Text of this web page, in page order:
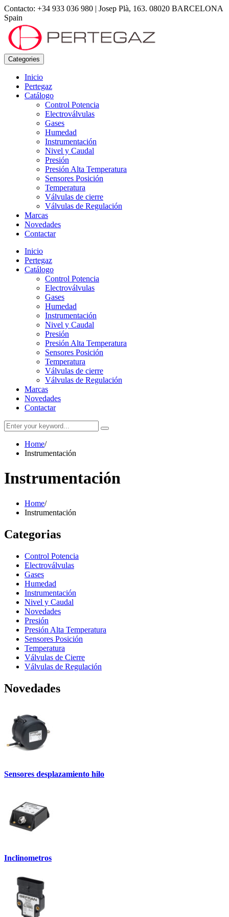
Contacto: +34 933 036 980 | Josep Plà, 163. 08020 BARCELONA
Spain
Categories
Inicio
Pertegaz
Catálogo
Control Potencia
Electroválvulas
Gases
Humedad
Instrumentación
Nivel y Caudal
Presión
Presión Alta Temperatura
Sensores Posición
Temperatura
Válvulas de cierre
Válvulas de Regulación
Marcas
Novedades
Contactar
Inicio
Pertegaz
Catálogo
Control Potencia
Electroválvulas
Gases
Humedad
Instrumentación
Nivel y Caudal
Presión
Presión Alta Temperatura
Sensores Posición
Temperatura
Válvulas de cierre
Válvulas de Regulación
Marcas
Novedades
Contactar
Home/
Instrumentación
Instrumentación
Home/
Instrumentación
Categorias
Control Potencia
Electroválvulas
Gases
Humedad
Instrumentación
Nivel y Caudal
Novedades
Presión
Presión Alta Temperatura
Sensores Posición
Temperatura
Válvulas de Cierre
Válvulas de Regulación
Novedades
Sensores desplazamiento hilo
Inclinometros